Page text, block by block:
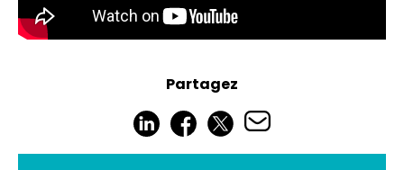
Partagez